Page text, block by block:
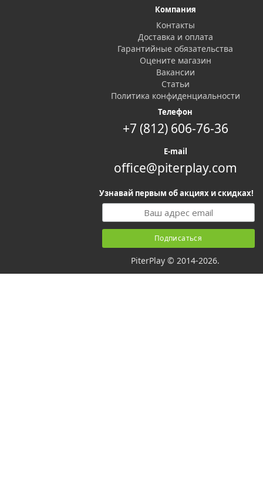
Компания
Контакты
Доставка и оплата
Гарантийные обязательства
Оцените магазин
Вакансии
Статьи
Политика конфиденциальности
Телефон
+7 (812) 606-76-36
E-mail
office@piterplay.com
Узнавай первым об акциях и скидках!
PiterPlay © 2014-2026.